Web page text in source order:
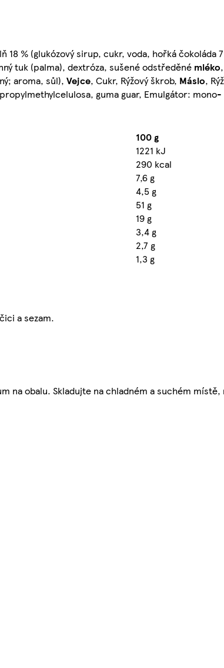
18 % (glukózový sirup, cukr, voda, hořká čokoláda
tuk (palma), dextróza, sušené odstředěné mléko
aroma, sůl), Vejce, Cukr, Rýžový škrob, Máslo,
guma guar, Emulgátor:
100 g
1221 kJ
290 kcal
7,6 g
4,5 g
51 g
19 g
3,4 g
2,7 g
1,3 g
a sezam.
na obalu. Skladujte na chladném a suchém